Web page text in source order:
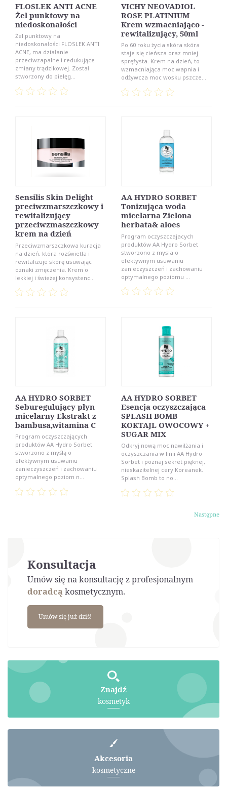
FLOSLEK ANTI ACNE
Żel punktowy na
niedoskonałości
Żel punktowy na
niedoskonałości FLOSLEK ANTI
ACNE, ma działanie
przeciwzapalne i redukujące
zmiany trądzikowej. Został
stworzony do pielęg...
VICHY NEOVADIOL
ROSE PLATINIUM
Krem wzmacniająco -
rewitalizujący, 50ml
Po 60 roku życia skóra skóra
staje się cieńsza oraz mniej
sprężysta. Krem na dzień, to
wzmacniająca moc wapnia i
odżywcza moc wosku pszcze...
Sensilis Skin Delight
preciwzmarszczkowy i
rewitalizujący
przeciwzmaszczkowy
krem na dzień
Przeciwzmarszczkowa kuracja
na dzień, która rozświetla i
rewitalizuje skórę usuwając
oznaki zmęczenia. Krem o
lekkiej i świeżej konsystenc...
AA HYDRO SORBET
Tonizująca woda
micelarna Zielona
herbata& aloes
Program oczyszczajacych
produktów AA Hydro Sorbet
stworzono z mysla o
efektywnym usuwaniu
zanieczyszczeń i zachowaniu
optymalnego poziomu ...
AA HYDRO SORBET
Seburegulujący płyn
micelarny Ekstrakt z
bambusa,witamina C
Program oczyszczających
produktów AA Hydro Sorbet
stworzono z myślą o
efektywnym usuwaniu
zanieczyszczeń i zachowaniu
optymalnego poziom n...
AA HYDRO SORBET
Esencja oczyszczająca
SPLASH BOMB
KOKTAJL OWOCOWY +
SUGAR MIX
Odkryj nową moc nawilżania i
oczyszczania w linii AA Hydro
Sorbet i poznaj sekret pięknej,
nieskazitelnej cery Koreanek.
Splash Bomb to no...
Następne
Konsultacja
Umów się na konsultację z profesjonalnym
doradcąkosmetycznym.
Umów się już dziś!
Znajdź
kosmetyk
Akcesoria
kosmetyczne